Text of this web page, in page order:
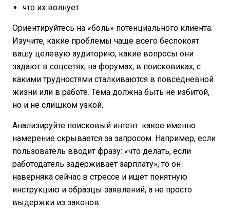
что их волнует.
Ориентируйтесь на «боль» потенциального клиента.
Изучите, какие проблемы чаще всего беспокоят
вашу целевую аудиторию, какие вопросы они
задают в соцсетях, на форумах, в поисковиках, с
какими трудностями сталкиваются в повседневной
жизни или в работе. Тема должна быть не избитой,
но и не слишком узкой.
Анализируйте поисковый интент: какое именно
намерение скрывается за запросом. Например, если
пользователь вводит фразу: «что делать, если
работодатель задерживает зарплату», то он
наверняка сейчас в стрессе и ищет понятную
инструкцию и образцы заявлений, а не просто
выдержки из законов.